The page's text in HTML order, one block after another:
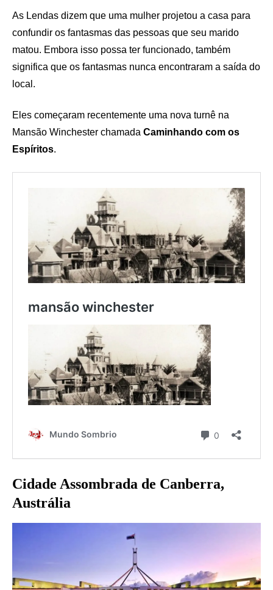
As Lendas dizem que uma mulher projetou a casa para
confundir os fantasmas das pessoas que seu marido
matou. Embora isso possa ter funcionado, também
significa que os fantasmas nunca encontraram a saída do
local.
Eles começaram recentemente uma nova turnê na
Mansão Winchester chamada Caminhando com os
Espíritos.
Cidade Assombrada de Canberra,
Austrália